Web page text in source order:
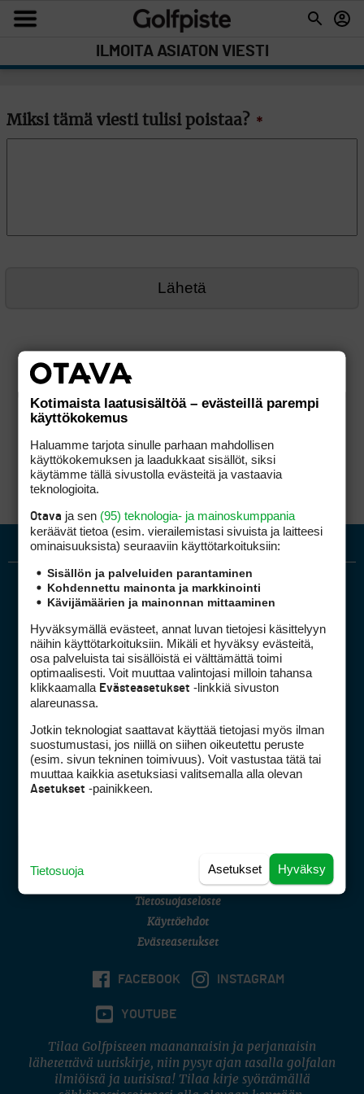
ILMOITA ASIATON VIESTI
Miksi tämä viesti tulisi poistaa? *
Golfpiste mediakortti
Golfpisteen yhteystiedot
DSA avoimuusraportti
Asiakaspalvelu
(digi) digi@otavamedia.fi
Tietosuojaseloste
Käyttöehdot
Evästeasetukset
FACEBOOK INSTAGRAM
YOUTUBE
Tilaa Golfpisteen maanantaisin ja perjantaisin
lähetettävä uutiskirje, niin pysyt ajan tasalla golfalan
ilmiöistä ja uutisista! Tilaa kirje syöttämällä
Kotimaista laatusisältöä – evästeillä parempi
käyttökokemus
Haluamme tarjota sinulle parhaan mahdollisen
käyttökokemuksen ja laadukkaat sisällöt, siksi
käytämme tällä sivustolla evästeitä ja vastaavia
teknologioita.
Otava ja sen (95) teknologia- ja mainoskumppania
keräävät tietoa (esim. vierailemis­tasi sivuista ja laitteesi
ominaisuuk­sista) seuraaviin käyttötarkoituksiin:
Sisällön ja palveluiden parantaminen
Kohdennettu mainonta ja markkinointi
Kävijämäärien ja mainonnan mittaaminen
Hyväksymällä evästeet, annat luvan tietojesi käsittelyyn
näihin käyttötarkoituksiin. Mikäli et hyväksy evästeitä,
osa palveluista tai sisällöistä ei välttämättä toimi
optimaalisesti. Voit muuttaa valintojasi milloin tahansa
klikkaamalla Evästeasetukset -linkkiä sivuston
alareunassa.
Jotkin teknologiat saattavat käyttää tietojasi myös ilman
suostumustasi, jos niillä on siihen oikeutettu peruste
(esim. sivun tekninen toimivuus). Voit vastustaa tätä tai
muuttaa kaikkia asetuksiasi valitsemalla alla olevan
Asetukset -painikkeen.
Hyväksy
Asetukset
Tietosuoja